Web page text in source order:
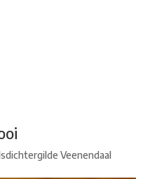
Veenendaal